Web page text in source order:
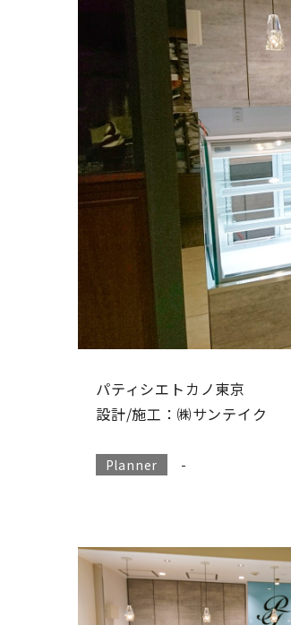
パティシエトカノ東京
設計/施工：㈱サンテイク
Planner -